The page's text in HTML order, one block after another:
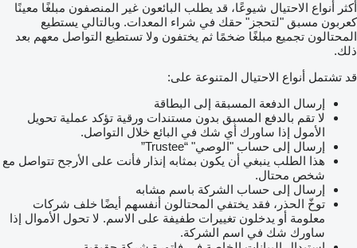
أكثر أنواع الاحتيال شيوعًا، قد يطلب البائعون غير المنصفون مبلغًا معينًا
كعربون مسبق "لتحجز" حقك في شراء المعدات. وبالتالي يستطيع
المحتالون تجميع مبلغًا ضخمًا ثم يختفون ولا تستطيع التواصل معهم بعد
ذلك.
قد تشتمل أنواع الاحتيال المتنوعة على:
إرسال الدفعة المسبقة إلى البطاقة
لا تقم بالدفع المسبق بدون مستندات ورقية تؤكد عملية تحويل
الأمول إذا ساورك أي شك في البائع خلال التواصل.
إرسال إلى حساب "الوصي" “Trustee”
هذا الطلب ينبغي أن يكون بمثابه إنذار فأنت على الأرجح تتواصل مع
شخص محتال.
إرسال إلى حساب الشركة باسم مشابه
توخّ الحذر، فقد يختفي المحتالون أنفسهم أيضًا خلف شركات
معلومة أو يدخلون تغييرات طفيفة على الاسم. لا تحول الأموال إذا
ساورك شك في اسم الشركة.